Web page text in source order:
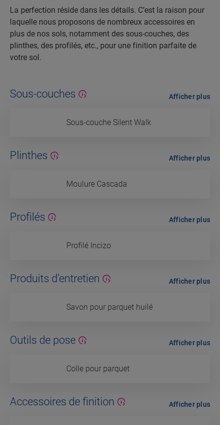
La perfection réside dans les détails. C’est la raison pour
laquelle nous proposons de nombreux accessoires en
plus de nos sols, notamment des sous-couches, des
plinthes, des profilés, etc., pour une finition parfaite de
votre sol.
Sous-couches
Sous-couche Silent Walk
Afficher plus
Plinthes
Moulure Cascada
Afficher plus
Profilés
Profilé Incizo
Afficher plus
Produits d’entretien
Savon pour parquet huilé
Afficher plus
Outils de pose
Colle pour parquet
Afficher plus
Accessoires de finition Afficher plus